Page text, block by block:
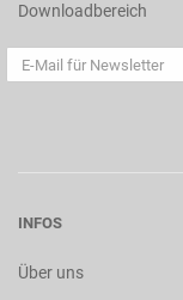
Downloadbereich
INFOS
Über uns